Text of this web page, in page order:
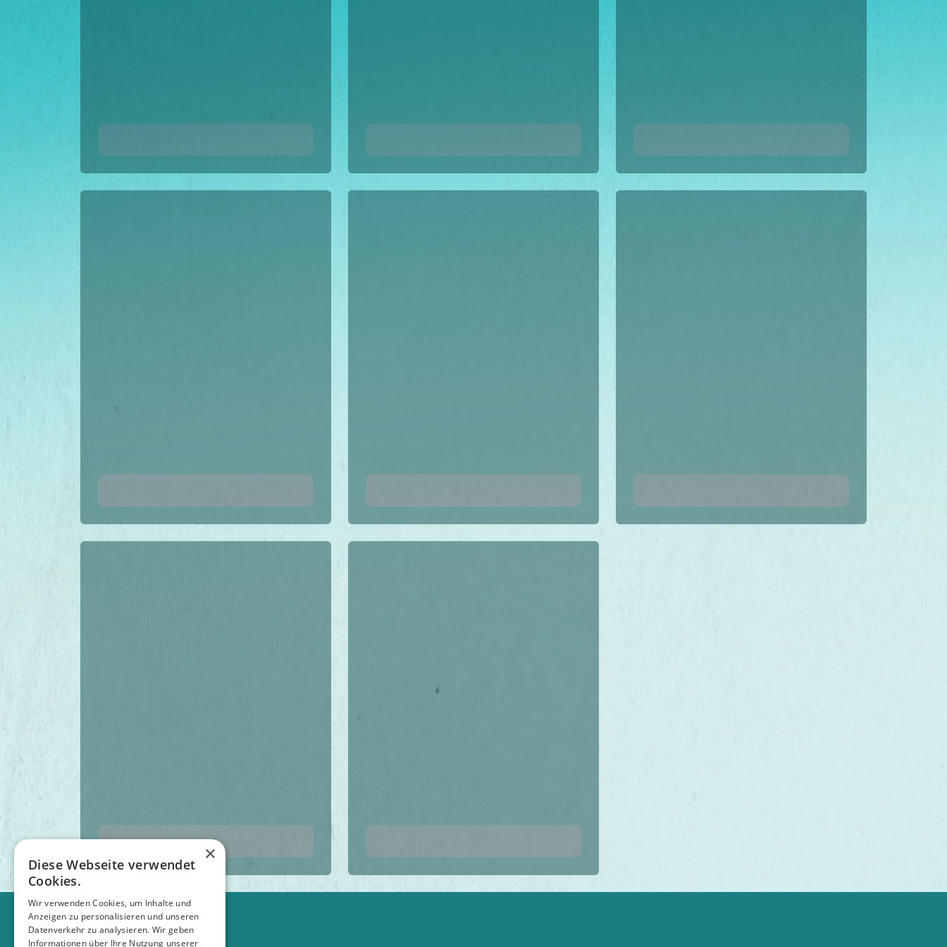
×
Diese Webseite verwendet
Cookies.
Wir verwenden Cookies, um Inhalte und
Anzeigen zu personalisieren und unseren
Datenverkehr zu analysieren. Wir geben
Informationen über Ihre Nutzung unserer